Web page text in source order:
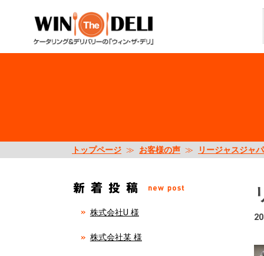
トップページ ≫ お客様の声 ≫ リージャスジャ
株式会社U 様
株式会社某 様